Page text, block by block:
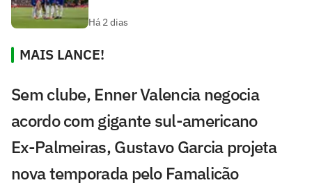
Há 2 dias
MAIS LANCE!
Sem clube, Enner Valencia negocia
acordo com gigante sul-americano
Ex-Palmeiras, Gustavo Garcia projeta
nova temporada pelo Famalicão